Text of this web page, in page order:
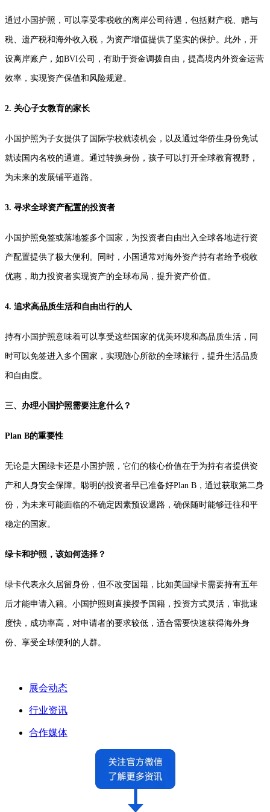
通过小国护照，可以享受零税收的离岸公司待遇，包括财产税、赠与
税、遗产税和海外收入税，为资产增值提供了坚实的保护。此外，开
设离岸账户，如BVI公司，有助于资金调拨自由，提高境内外资金运营
效率，实现资产保值和风险规避。
2. 关心子女教育的家长
小国护照为子女提供了国际学校就读机会，以及通过华侨生身份免试
就读国内名校的通道。通过转换身份，孩子可以打开全球教育视野，
为未来的发展铺平道路。
3. 寻求全球资产配置的投资者
小国护照免签或落地签多个国家，为投资者自由出入全球各地进行资
产配置提供了极大便利。同时，小国通常对海外资产持有者给予税收
优惠，助力投资者实现资产的全球布局，提升资产价值。
4. 追求高品质生活和自由出行的人
持有小国护照意味着可以享受这些国家的优美环境和高品质生活，同
时可以免签进入多个国家，实现随心所欲的全球旅行，提升生活品质
和自由度。
三、办理小国护照需要注意什么？
Plan B的重要性
无论是大国绿卡还是小国护照，它们的核心价值在于为持有者提供资
产和人身安全保障。聪明的投资者早已准备好Plan B，通过获取第二身
份，为未来可能面临的不确定因素预设退路，确保随时能够迁往和平
稳定的国家。
绿卡和护照，该如何选择？
绿卡代表永久居留身份，但不改变国籍，比如美国绿卡需要持有五年
后才能申请入籍。小国护照则直接授予国籍，投资方式灵活，审批速
度快，成功率高，对申请者的要求较低，适合需要快速获得海外身
份、享受全球便利的人群。
展会动态
行业资讯
合作媒体